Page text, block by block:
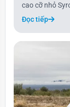
cao cỡ nhỏ
hứng từ EV9
toàn tiên tiến.
mang đến tùy
Đọc tiếp